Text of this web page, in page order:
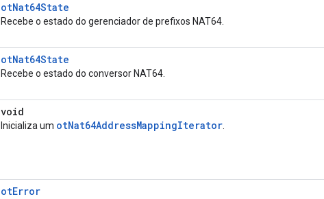
otNat64State
Recebe o estado do gerenciador de prefixos NAT64.
otNat64State
Recebe o estado do conversor NAT64.
void
Inicializa um otNat64AddressMappingIterator
otError